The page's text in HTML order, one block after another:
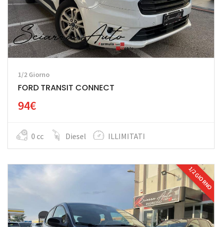
1/2 Giorno
FORD TRANSIT CONNECT
94€
0 cc Diesel ILLIMITATI
1/2 GIORNO